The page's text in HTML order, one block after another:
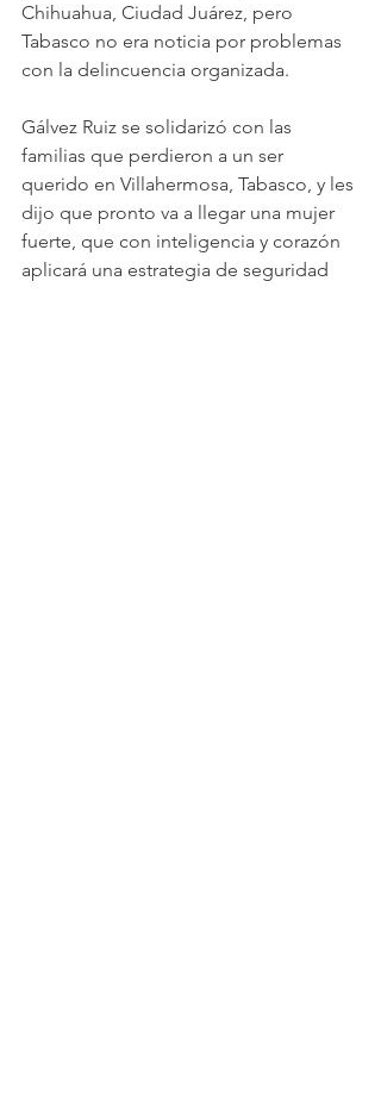
Chihuahua, Ciudad Juárez, pero
Tabasco no era noticia por problemas
con la delincuencia organizada.
Gálvez Ruiz se solidarizó con las
familias que perdieron a un ser
querido en Villahermosa, Tabasco, y les
dijo que pronto va a llegar una mujer
fuerte, que con inteligencia y corazón
aplicará una estrategia de seguridad